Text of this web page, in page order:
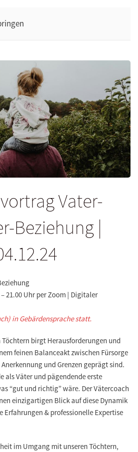
Vater-
Beziehung |
– 21.00 Uhr per Zoom | Digitaler
in Gebärdensprache statt.
Töchtern birgt Herausforderungen und
feinen Balanceakt zwischen Fürsorge
und Grenzen geprägt sind.
als Väter und pägendende erste
“gut und richtig” wäre. Der Vätercoach
einzigartigen Blick auf diese Dynamik
Erfahrungen & professionelle Expertise
im Umgang mit unseren Töchtern,